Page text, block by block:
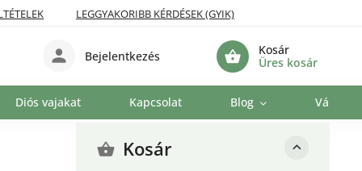
LEGGYAKORIBB KÉRDÉSEK (GYIK)
Kosár
Üres kosár
Bejelentkezés
Diós vajakat Kapcsolat Blog
Kosár